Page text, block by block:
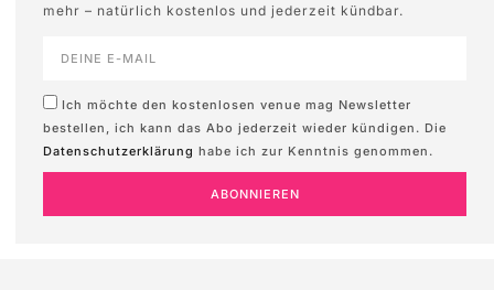
mehr – natürlich kostenlos und jederzeit kündbar.
Ich möchte den kostenlosen venue mag Newsletter
bestellen, ich kann das Abo jederzeit wieder kündigen. Die
Datenschutzerklärung habe ich zur Kenntnis genommen.
ABONNIEREN